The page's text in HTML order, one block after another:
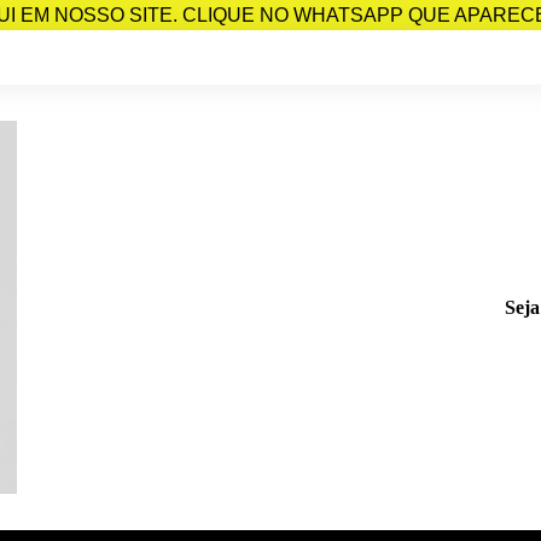
EM NOSSO SITE. CLIQUE NO WHATSAPP QUE